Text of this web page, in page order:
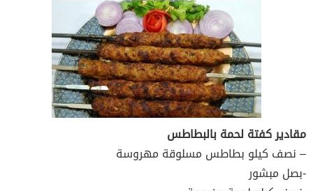
مقادير كفتة لحمة بالبطاطس
– نصف كيلو بطاطس مسلوقة مهروسة
-بصل مبشور